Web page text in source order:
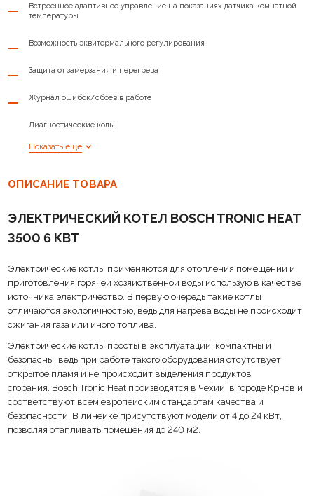
Глубина, мм
Номинальный ток (при 1 х 230 В
∼), А
26,1
Потребляемый ток, макс., А
Ширина, мм
Встроенное адаптивное управление на показаниях датчика комнатной
температуры
Возможность эквитермального регулирования
Защита от замерзания и перегрева
Журнал ошибок/сбоев в работе
Диагностические коды
Возможность подключения к бойлеру косвенного нагрева для
Питание для котлов от 4 до 12 кВт: 1 x 230 В / 3 x 400/230 В
Питание для котлов от 15 до 24 кВт: 3 x 400/230 В
Равномерное распределение и чередование нагрузки между
Показать еще
ОПИСАНИЕ ТОВАРА
ЭЛЕКТРИЧЕСКИЙ КОТЕЛ BOSCH TRONIC HEAT
3500 6 КВТ
Электрические котлы применяются для отопления помещений и
приготовления горячей хозяйственной воды использую в качестве
источника электричество. В первую очередь такие котлы
отличаются экологичностью, ведь для нагрева воды не происходит
сжигания газа или иного топлива.
Электрические котлы просты в эксплуатации, компактны и
безопасны, ведь при работе такого оборудования отсутствует
открытое пламя и не происходит выделения продуктов
сгорания. Bosch Tronic Heat производятся в Чехии, в городе Крнов и
соответствуют всем европейским стандартам качества и
безопасности. В линейке присутствуют модели от 4 до 24 кВт,
позволяя отапливать помещения до 240 м2.